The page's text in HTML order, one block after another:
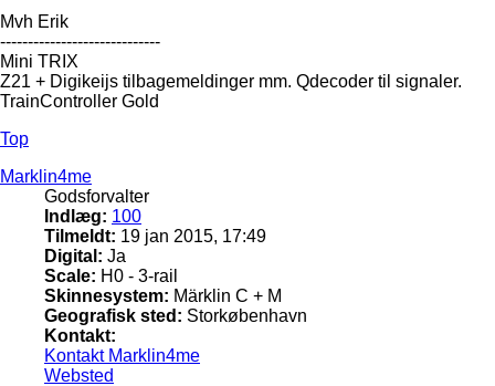
Mvh Erik
-----------------------------
Mini TRIX
Z21 + Digikeijs tilbagemeldinger mm. Qdecoder til signaler.
TrainController Gold
Top
Marklin4me
Godsforvalter
Indlæg: 100
Tilmeldt: 19 jan 2015, 17:49
Digital: Ja
Scale: H0 - 3-rail
Skinnesystem: Märklin C + M
Geografisk sted: Storkøbenhavn
Kontakt:
Kontakt Marklin4me
Websted